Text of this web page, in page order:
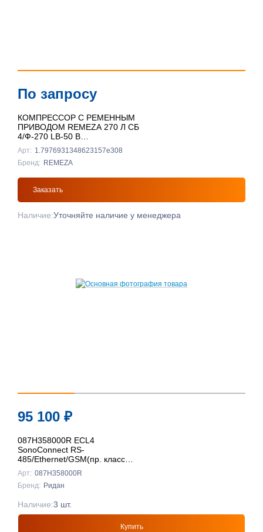
По запросу
КОМПРЕССОР С РЕМЕННЫМ
ПРИВОДОМ REMEZA 270 Л СБ
4/Ф-270 LB-50 В
ВЕРТИКАЛЬНЫЙ
Арт: 1.7976931348623157e308
Бренд: REMEZA
Заказать
Наличие:Уточняйте наличие у менеджера
95 100 ₽
087H358000R ECL4
SonoConnect RS-
485/Ethernet/GSM(пр. класс
0801708016), Ридан
Арт: 087H358000R
Бренд: Ридан
Купить
Наличие:3 шт.